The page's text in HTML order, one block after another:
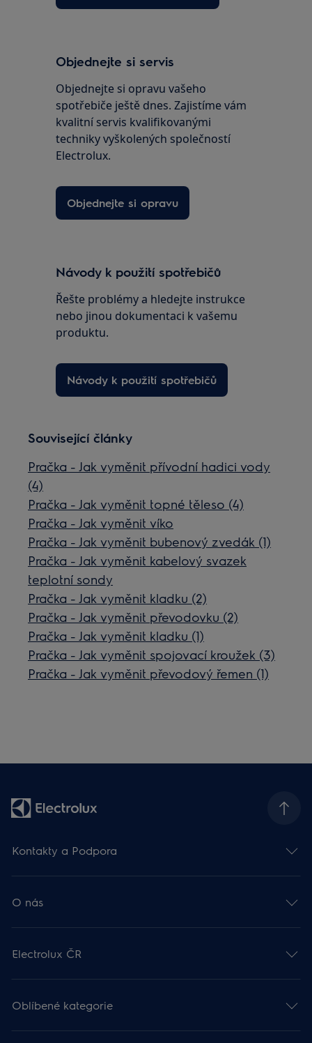
Objednejte si servis
Objednejte si opravu vašeho
spotřebiče ještě dnes. Zajistíme vám
kvalitní servis kvalifikovanými
techniky vyškolených společností
Electrolux.
Objednejte si opravu
Návody k použití spotřebičů
Řešte problémy a hledejte instrukce
nebo jinou dokumentaci k vašemu
produktu.
Návody k použití spotřebičů
Související články
Pračka - Jak vyměnit přívodní hadici vody
(4)
Pračka - Jak vyměnit topné těleso (4)
Pračka - Jak vyměnit víko
Pračka - Jak vyměnit bubenový zvedák (1)
Pračka - Jak vyměnit kabelový svazek
teplotní sondy
Pračka - Jak vyměnit kladku (2)
Pračka - Jak vyměnit převodovku (2)
Pračka - Jak vyměnit kladku (1)
Pračka - Jak vyměnit spojovací kroužek (3)
Pračka - Jak vyměnit převodový řemen (1)
Kontakty a Podpora
O nás
Electrolux ČR
Oblíbené kategorie